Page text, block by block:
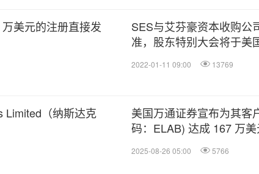
美元的注册直接发
SES与艾芬豪资本收购公
准，股东特别大会将于美
2022-01-11 09:00 13769
Limited（纳斯达克
美国万通证券宣布为其客
码：ELAB) 达成 167 万
2025-08-26 05:00 5766